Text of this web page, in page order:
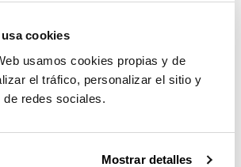
cookies
usamos cookies propias y de
el tráfico, personalizar el sitio y
redes sociales.
Mostrar detalles
del Pasaporte Digital de Productos,
también serán abordados, destacando
puede ser una herramienta para
de tu empresa y cumplir con las
de Productos:cómo